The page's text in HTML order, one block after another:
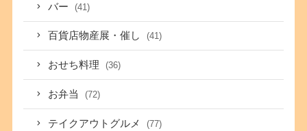
バー (41)
百貨店物産展・催し (41)
おせち料理 (36)
お弁当 (72)
テイクアウトグルメ (77)